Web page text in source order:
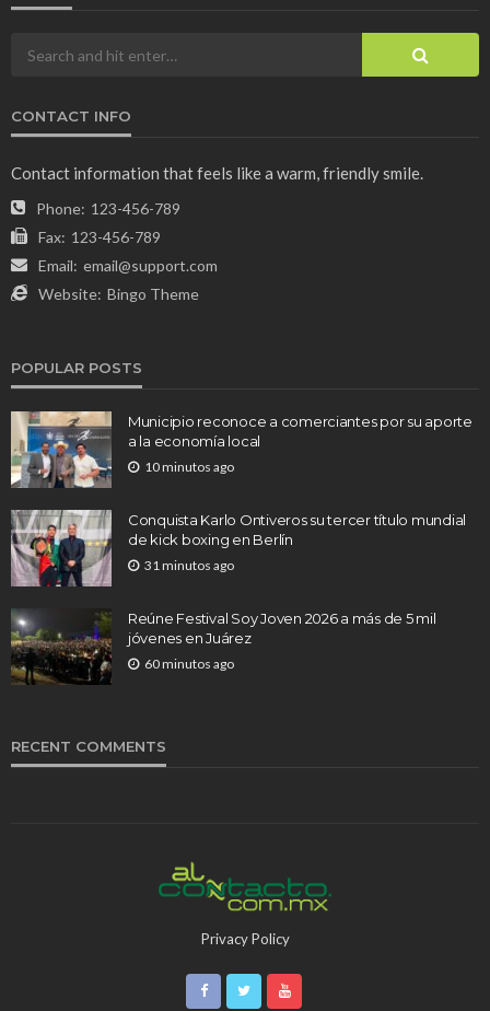
CONTACT INFO
Contact information that feels like a warm, friendly smile.
Phone: 123-456-789
Fax: 123-456-789
Email: email@support.com
Website: Bingo Theme
POPULAR POSTS
Municipio reconoce a comerciantes por su aporte
a la economía local
10 minutos ago
Conquista Karlo Ontiveros su tercer título mundial
de kick boxing en Berlín
31 minutos ago
Reúne Festival Soy Joven 2026 a más de 5 mil
jóvenes en Juárez
60 minutos ago
RECENT COMMENTS
Privacy Policy